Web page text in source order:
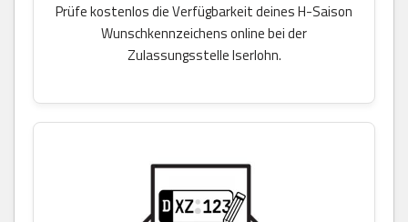
Prüfe kostenlos die Verfügbarkeit deines H-Saison
Wunschkennzeichens online bei der
Zulassungsstelle Iserlohn.